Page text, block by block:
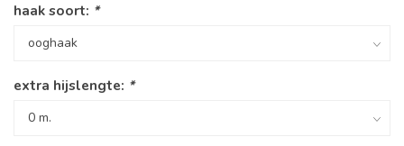
haak soort: *
extra hijslengte: *